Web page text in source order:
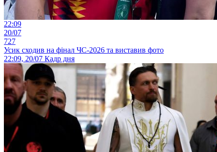
22:09
20/07
727
Усик сходив на фінал ЧС-2026 та виставив фото
22:09, 20/07 Кадр дня